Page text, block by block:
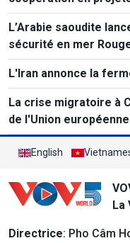
L’Arabie saoudite
sécurité en mer
L'Iran annonce la
La crise migratoire à
de l'Union européenne
English
La
Directrice: Pho Câm